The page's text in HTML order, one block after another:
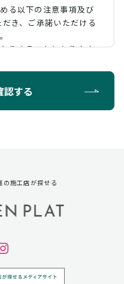
る以下の注意事項及び
き、 ご承諾いただける
りすることになります
す。
を除いて、お客様の個
託
認する
の施工店が探せる